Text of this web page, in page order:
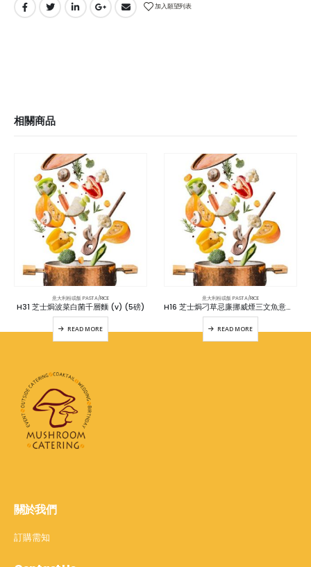
加入願望列表
相關商品
意大利粉或飯 PASTA/RICE
H31 芝士焗波菜白菌千層麵 (v) (5磅)
READ MORE
意大利粉或飯 PASTA/RICE
H16 芝士焗刁草忌廉挪威煙三文魚意粉 / 螺絲粉 / 長通粉 (5磅)
READ MORE
關於我們
訂購需知